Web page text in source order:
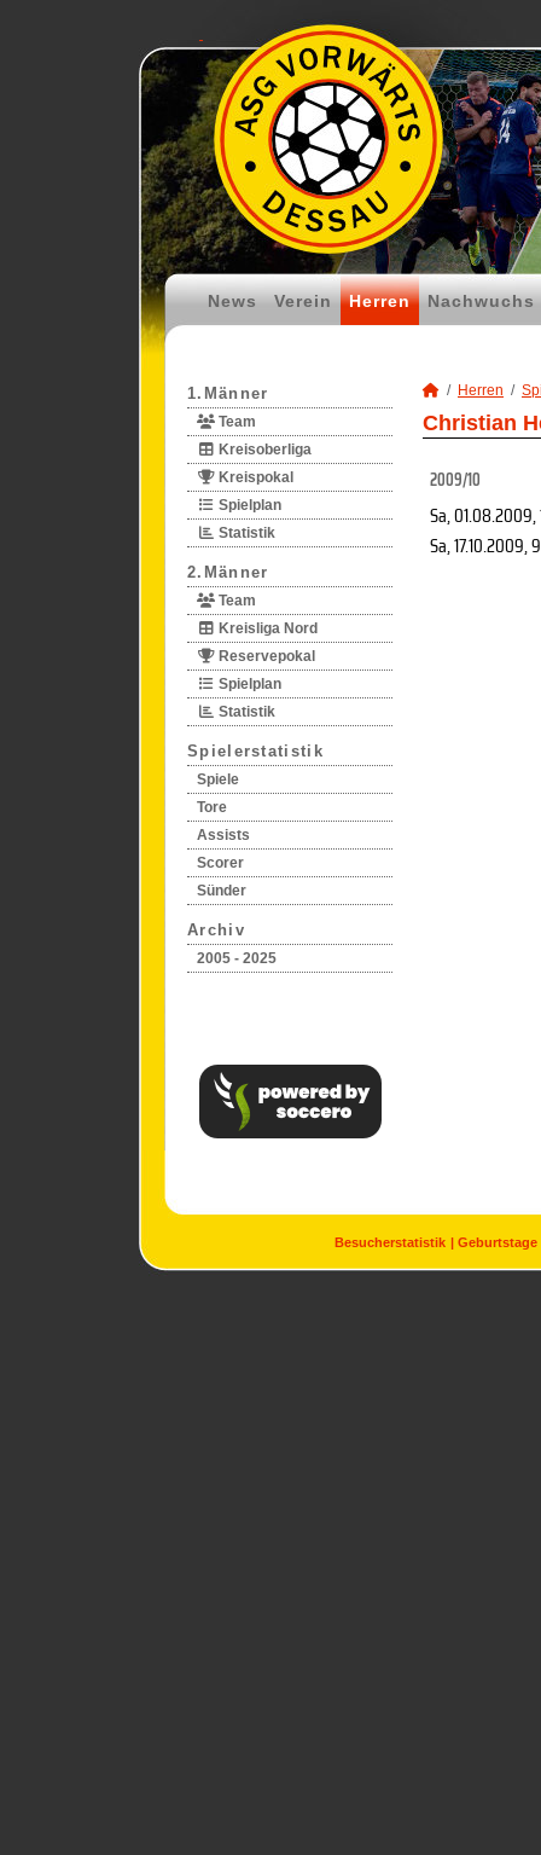
News Verein Herren Nachwuchs
1.Männer
Team
Kreisoberliga
Kreispokal
Spielplan
Statistik
2.Männer
Team
Kreisliga Nord
Reservepokal
Spielplan
Statistik
Spielerstatistik
Spiele
Tore
Assists
Scorer
Sünder
Archiv
2005 - 2025
Herren
Christian
2009/10
Sa, 01.08.2009,
Sa, 17.10.2009,
Besucherstatistik Geburtstage